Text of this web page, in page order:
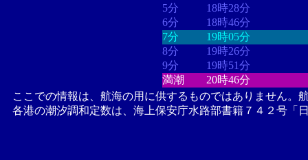
5分
18時28分
6分
18時46分
7分
19時05分
8分
19時26分
9分
19時51分
満潮
20時46分
ここでの情報は、航海の用に供するものではありません。
各港の潮汐調和定数は、海上保安庁水路部書籍７４２号「